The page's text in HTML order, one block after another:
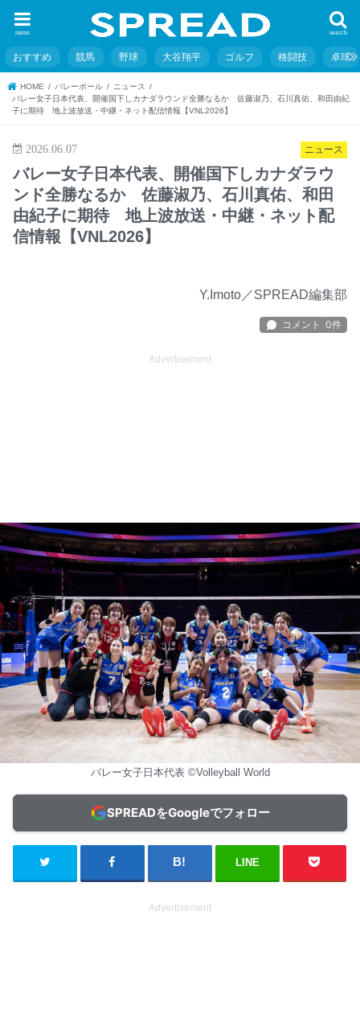
search
menu
おすすめ 競馬 野球 大谷翔平 ゴルフ 格闘技 卓球
HOME バレーボール
ニュース
バレー女子日本代表、開催国下しカナダラウンド全勝なるか 佐藤淑乃、石川真佑、和田由紀
子に期待 地上波放送・中継・ネット配信情報【VNL2026】
ニュース
2026.06.07
バレー女子日本代表、開催国下しカナダラウ
ンド全勝なるか 佐藤淑乃、石川真佑、和田
由紀子に期待 地上波放送・中継・ネット配
信情報【VNL2026】
Y.Imoto／SPREAD編集部
Advertisement
バレー女子日本代表 ©Volleyball World
SPREADをGoogleでフォロー
LINE
Advertisement